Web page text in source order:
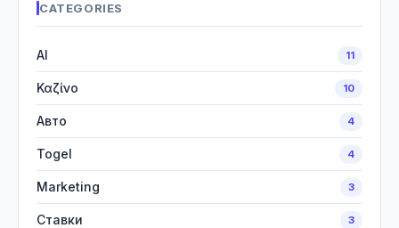
CATEGORIES
AI 11
Καζίνο 10
Авто 4
Togel 4
Marketing 3
Ставки 3